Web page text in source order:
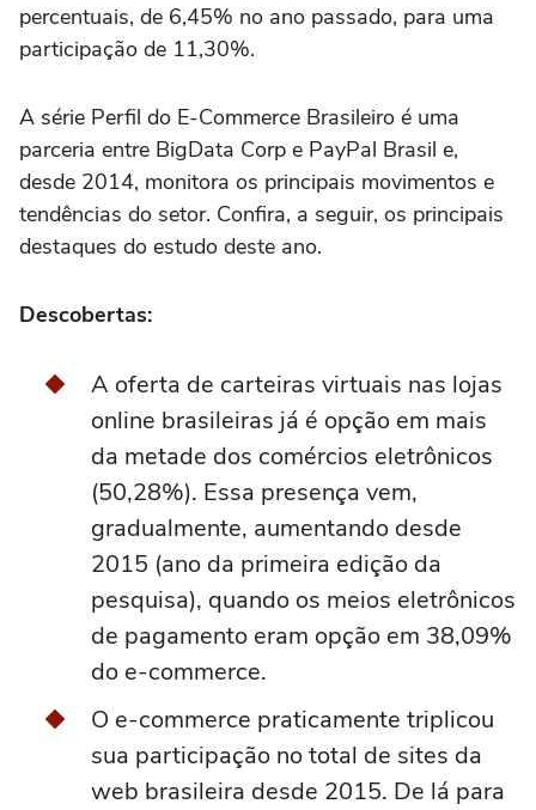
percentuais, de 6,45% no ano passado, para uma
participação de 11,30%.
A série Perfil do E-Commerce Brasileiro é uma
parceria entre BigData Corp e PayPal Brasil e,
desde 2014, monitora os principais movimentos e
tendências do setor. Confira, a seguir, os principais
destaques do estudo deste ano.
Descobertas:
A oferta de carteiras virtuais nas lojas
online brasileiras já é opção em mais
da metade dos comércios eletrônicos
(50,28%). Essa presença vem,
gradualmente, aumentando desde
2015 (ano da primeira edição da
pesquisa), quando os meios eletrônicos
de pagamento eram opção em 38,09%
do e-commerce.
O e-commerce praticamente triplicou
sua participação no total de sites da
web brasileira desde 2015. De lá para